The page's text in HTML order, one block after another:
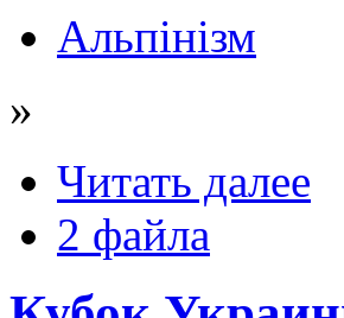
Альпінізм
»
Читать далее
2 файла